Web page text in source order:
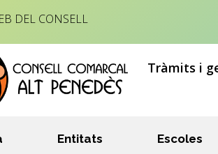
DEL CONSELL
Tràmits i
Entitats Escoles